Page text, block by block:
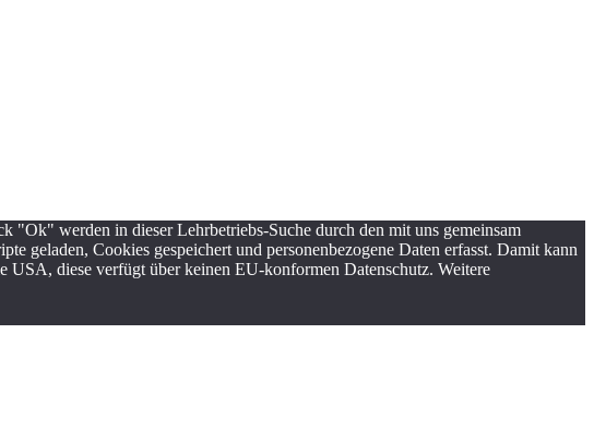
werden in dieser Lehrbetriebs-Suche durch den mit uns gemeinsam
geladen, Cookies gespeichert und personenbezogene Daten erfasst. Damit kann
diese verfügt über keinen EU-konformen Datenschutz. Weitere